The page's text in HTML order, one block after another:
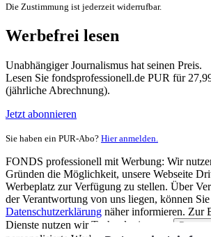
Die Zustimmung ist jederzeit widerrufbar.
Werbefrei lesen
Unabhängiger Journalismus hat seinen Preis.
Lesen Sie fondsprofessionell.de PUR für
(jährliche Abrechnung).
Jetzt abonnieren
Sie haben ein PUR-Abo? Hier anmelden.
FONDS professionell mit Werbung: Wir
Gründen die Möglichkeit, unsere Webseite
Werbeplatz zur Verfügung zu stellen. Über
der Verantwortung von uns liegen, können
Datenschutzerklärung näher informieren. Zur
Dienste nutzen wir Technologien von